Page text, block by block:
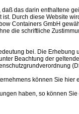
das darin enthaltene
Durch diese Website
Containers GmbH
die schriftliche
bei. Die Erhebung
Beachtung der
können Sie hier
haben, so können